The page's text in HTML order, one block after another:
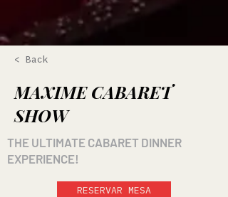
< Back
MAXIME CABARET
SHOW
THE ULTIMATE CABARET DINNER
EXPERIENCE!
RESERVAR MESA